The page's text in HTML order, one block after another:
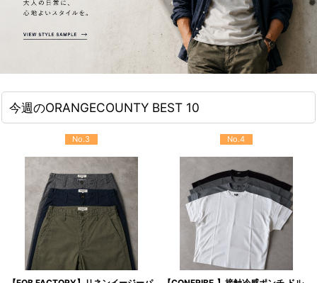
今週のORANGECOUNTY BEST 10
No.3 No.4